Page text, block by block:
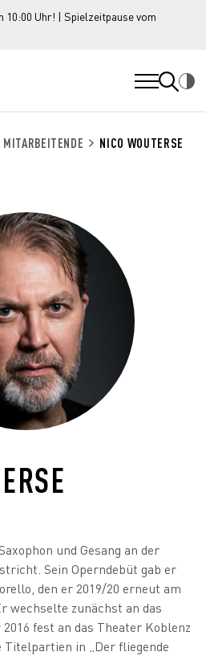
10:00 Uhr! | Spielzeitpause vom
MITARBEITENDE NICO WOUTERSE
und Gesang an der
Sein Operndebüt gab er
den er 2019/20 erneut am
wechselte zunächst an das
fest an das Theater Koblenz
Titelpartien in „Der fliegende